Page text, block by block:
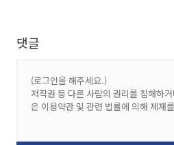
댓글